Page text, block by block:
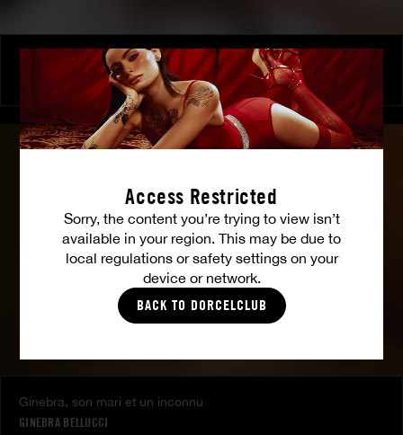
Access Restricted
Sorry, the content you’re trying to view isn’t
available in your region. This may be due to
local regulations or safety settings on your
device or network.
BACK TO DORCELCLUB
Libertinage 2.0
Ginebra, son mari et un inconnu
GINEBRA BELLUCCI